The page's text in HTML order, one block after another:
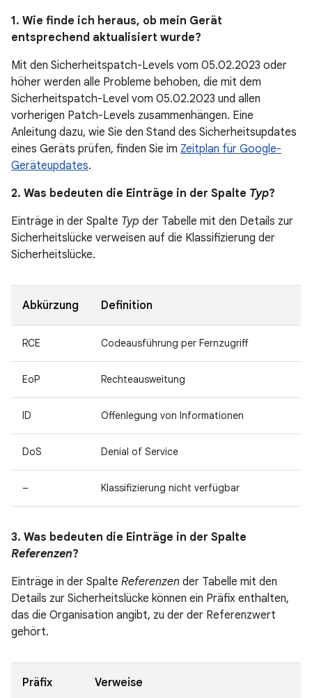
1. Wie finde ich heraus, ob mein Gerät
entsprechend aktualisiert wurde?
Mit den Sicherheitspatch-Levels vom 05.02.2023 oder
höher werden alle Probleme behoben, die mit dem
Sicherheitspatch-Level vom 05.02.2023 und allen
vorherigen Patch-Levels zusammenhängen. Eine
Anleitung dazu, wie Sie den Stand des Sicherheitsupdates
eines Geräts prüfen, finden Sie im Zeitplan für Google-
Geräteupdates.
2. Was bedeuten die Einträge in der Spalte Typ?
Einträge in der Spalte Typ der Tabelle mit den Details zur
Sicherheitslücke verweisen auf die Klassifizierung der
Sicherheitslücke.
Abkürzung Definition
RCE Codeausführung per Fernzugriff
EoP Rechteausweitung
ID Offenlegung von Informationen
DoS Denial of Service
– Klassifizierung nicht verfügbar
3. Was bedeuten die Einträge in der Spalte
Referenzen?
Einträge in der Spalte Referenzen der Tabelle mit den
Details zur Sicherheitslücke können ein Präfix enthalten,
das die Organisation angibt, zu der der Referenzwert
gehört.
Präfix Verweise